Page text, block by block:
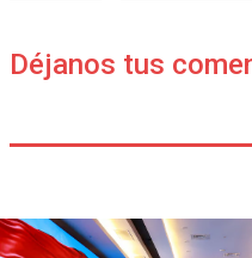
Déjanos tus